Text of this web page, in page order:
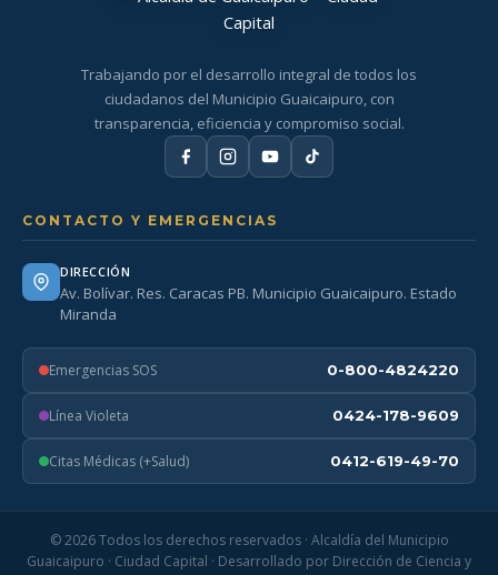
Trabajando por el desarrollo integral de todos los
ciudadanos del Municipio Guaicaipuro, con
transparencia, eficiencia y compromiso social.
CONTACTO Y EMERGENCIAS
DIRECCIÓN
Av. Bolívar. Res. Caracas PB. Municipio Guaicaipuro. Estado
Miranda
Emergencias SOS 0-800-4824220
Línea Violeta 0424-178-9609
Citas Médicas (+Salud) 0412-619-49-70
© 2026 Todos los derechos reservados · Alcaldía del Municipio
Guaicaipuro · Ciudad Capital · Desarrollado por Dirección de Ciencia y